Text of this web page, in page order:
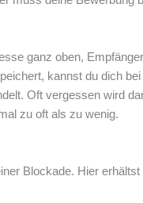
ganz oben,
kannst du dich
Oft vergessen wird
zu oft als zu wenig.
Blockade. Hier